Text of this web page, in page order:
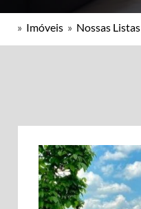
» Imóveis » Nossas Listas